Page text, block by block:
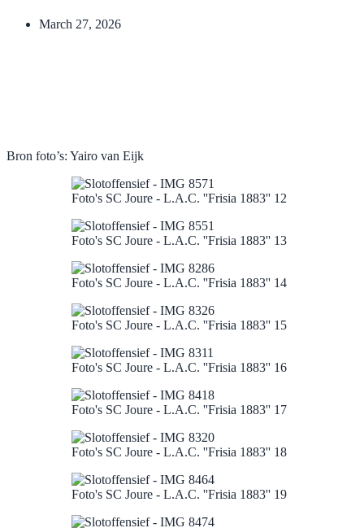
March 27, 2026
Bron foto’s: Yairo van Eijk
Foto's SC Joure - L.A.C. ''Frisia 1883'' 12
Foto's SC Joure - L.A.C. ''Frisia 1883'' 13
Foto's SC Joure - L.A.C. ''Frisia 1883'' 14
Foto's SC Joure - L.A.C. ''Frisia 1883'' 15
Foto's SC Joure - L.A.C. ''Frisia 1883'' 16
Foto's SC Joure - L.A.C. ''Frisia 1883'' 17
Foto's SC Joure - L.A.C. ''Frisia 1883'' 18
Foto's SC Joure - L.A.C. ''Frisia 1883'' 19